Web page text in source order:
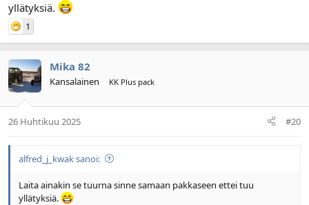
yllätyksiä.
1
Mika 82
Kansalainen KK Plus pack
26 Huhtikuu 2025 #20
alfred_j_kwak sanoi:
Laita ainakin se tuurna sinne samaan pakkaseen ettei tuu
yllätyksiä.